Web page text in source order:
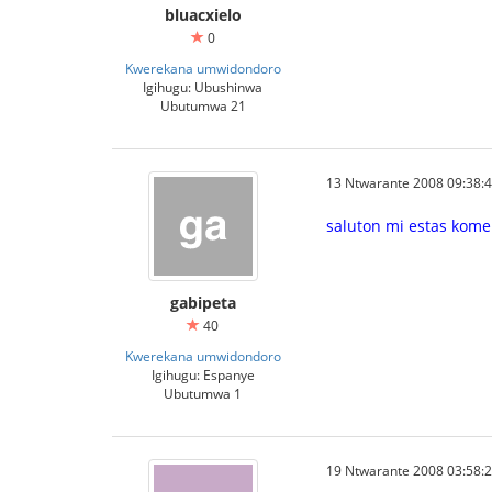
bluacxielo
0
Kwerekana umwidondoro
Igihugu: Ubushinwa
Ubutumwa 21
gabipeta
40
Kwerekana umwidondoro
Igihugu: Espanye
Ubutumwa 1
13 Ntwarante 2008
saluton mi estas
19 Ntwarante 2008